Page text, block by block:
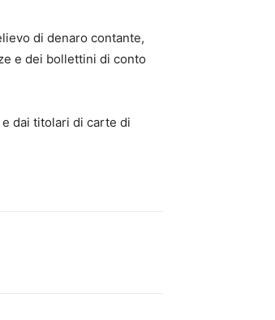
di denaro contante,
e dei bollettini di conto
dai titolari di carte di